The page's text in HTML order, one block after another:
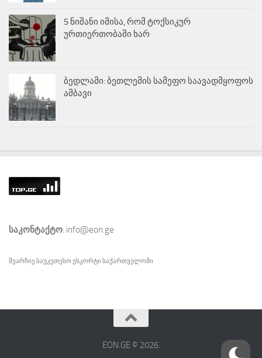
5 ნიშანი იმისა, რომ ტოქსიკურ
ურთიერთობაში ხარ
ბედლამი: ბეთლემის სამეფო საავადმყოფოს
ამბავი
საკონტაქტო: info@eon.ge
შეარჩიე საუკეთესო ესკორტი საქართველოში
EON.GE © 2026.